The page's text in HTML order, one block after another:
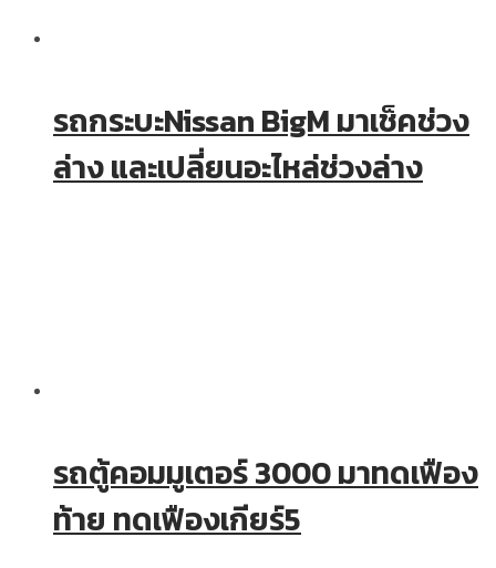
รถกระบะNissan BigM มาเช็คช่วง
ล่าง และเปลี่ยนอะไหล่ช่วงล่าง
รถตู้คอมมูเตอร์ 3000 มาทดเฟือง
ท้าย ทดเฟืองเกียร์5